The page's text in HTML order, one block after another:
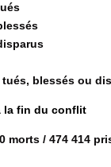
tués, blessés ou
la fin du conflit
morts/ 474 414